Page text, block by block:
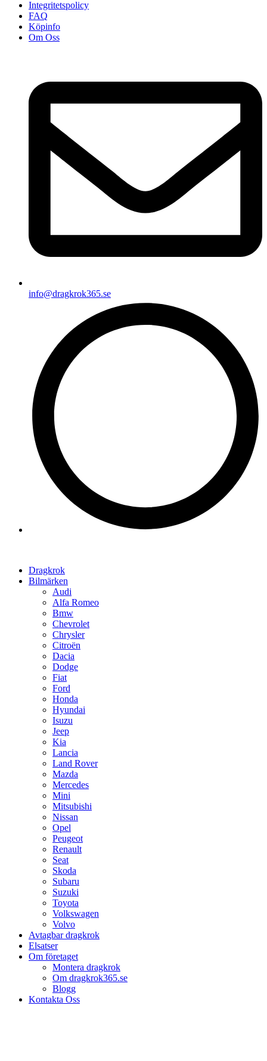
Integritetspolicy
FAQ
Köpinfo
Om Oss
info@dragkrok365.se
Dragkrok
Bilmärken
Audi
Alfa Romeo
Bmw
Chevrolet
Chrysler
Citroën
Dacia
Dodge
Fiat
Ford
Honda
Hyundai
Isuzu
Jeep
Kia
Lancia
Land Rover
Mazda
Mercedes
Mini
Mitsubishi
Nissan
Opel
Peugeot
Renault
Seat
Skoda
Subaru
Suzuki
Toyota
Volkswagen
Volvo
Avtagbar dragkrok
Elsatser
Om företaget
Montera dragkrok
Om dragkrok365.se
Blogg
Kontakta Oss